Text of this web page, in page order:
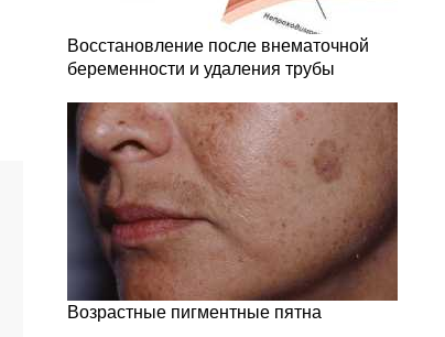
Восстановление после внематочной
беременности и удаления трубы
Возрастные пигментные пятна